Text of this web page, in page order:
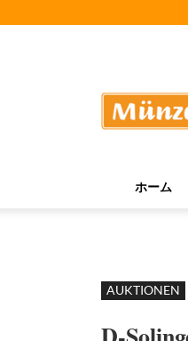
ホーム
AUKTIONEN